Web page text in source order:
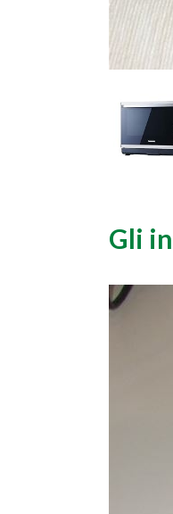
Gli